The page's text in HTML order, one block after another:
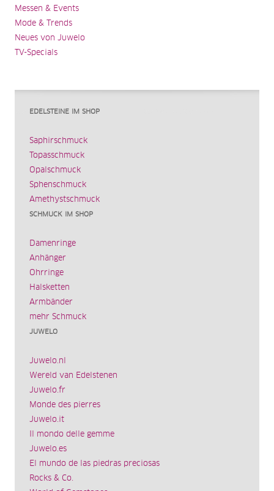
Messen & Events
Mode & Trends
Neues von Juwelo
TV-Specials
EDELSTEINE IM SHOP
Saphirschmuck
Topasschmuck
Opalschmuck
Sphenschmuck
Amethystschmuck
SCHMUCK IM SHOP
Damenringe
Anhänger
Ohrringe
Halsketten
Armbänder
mehr Schmuck
JUWELO
Juwelo.nl
Wereld van Edelstenen
Juwelo.fr
Monde des pierres
Juwelo.it
Il mondo delle gemme
Juwelo.es
El mundo de las piedras preciosas
Rocks & Co.